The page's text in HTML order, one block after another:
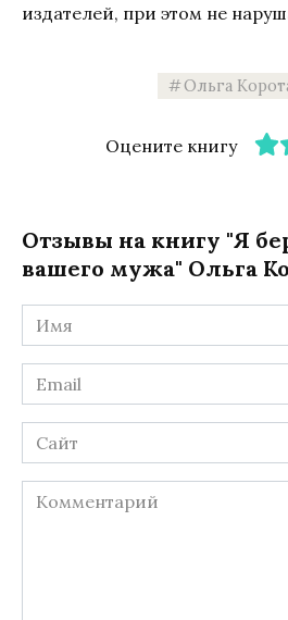
издателей, при этом не
Ольга
Оцените книгу
Отзывы на книгу "Я
вашего мужа" Ольга
Имя
*
Email
*
Сайт
Комментарий